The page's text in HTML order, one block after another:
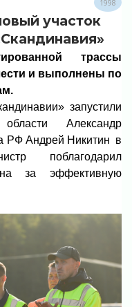
1998
участок
трассы
и выполнены по
запустили
Александр
РФ Андрей Никитин в
поблагодарил
за эффективную